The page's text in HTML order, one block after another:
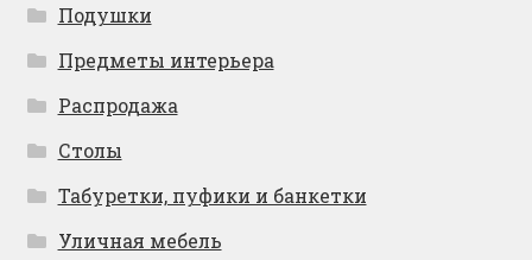
Подушки
Предметы интерьера
Распродажа
Столы
Табуретки, пуфики и банкетки
Уличная мебель